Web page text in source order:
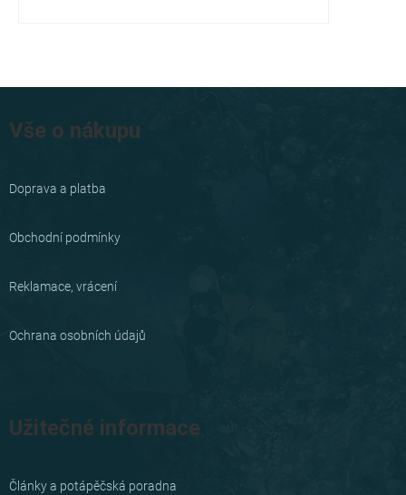
á
a
Vše o nákupu
Doprava a platba
Obchodní podmínky
Reklamace, vrácení
Ochrana osobních údajů
Užitečné informace
Články a potápěčská poradna